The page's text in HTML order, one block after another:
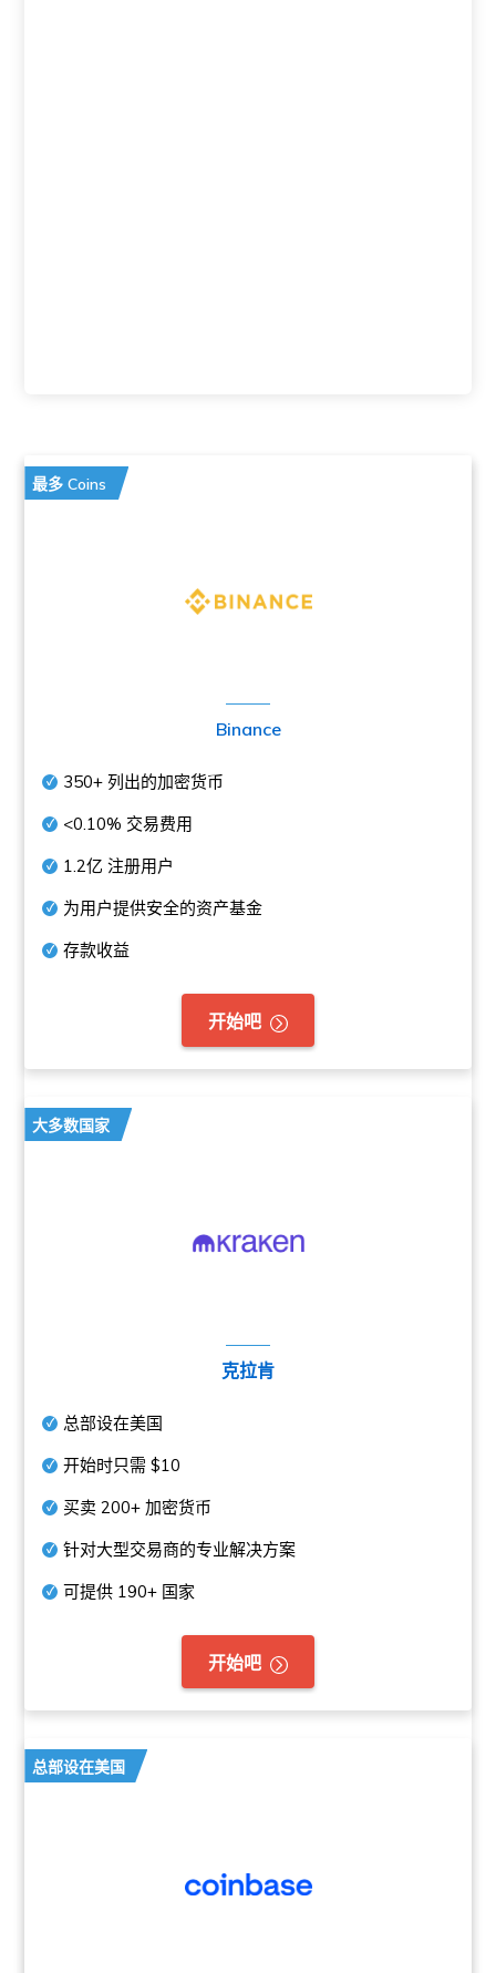
最多 Coins
Binance
350+ 列出的加密货币
<0.10% 交易费用
1.2亿 注册用户
为用户提供安全的资产基金
存款收益
开始吧
大多数国家
克拉肯
总部设在美国
开始时只需$10
买卖200+ 加密货币
针对大型交易商的专业解决方案
可提供 190+ 国家
开始吧
总部设在美国